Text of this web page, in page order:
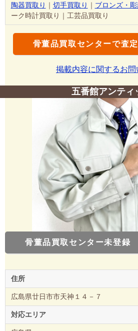
陶器買取り ｜ 切手買取り ｜ ブロンズ・
ーク時計買取り｜工芸品買取り
骨董品買取センターで査
掲載内容に関するお問
五番館アンティ
骨董品買取センター未登録
住所
広島県廿日市市天神１４－７
対応エリア